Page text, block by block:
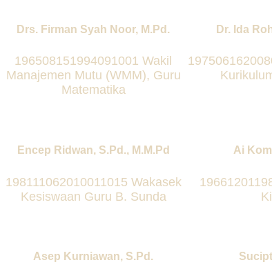
Drs. Firman Syah Noor, M.Pd.
196508151994091001 Wakil
Manajemen Mutu (WMM), Guru
Matematika
Dr. Ida
Encep Ridwan, S.Pd., M.M.Pd
198111062010011015 Wakasek
Kesiswaan Guru B. Sunda
Ai
Asep Kurniawan, S.Pd.